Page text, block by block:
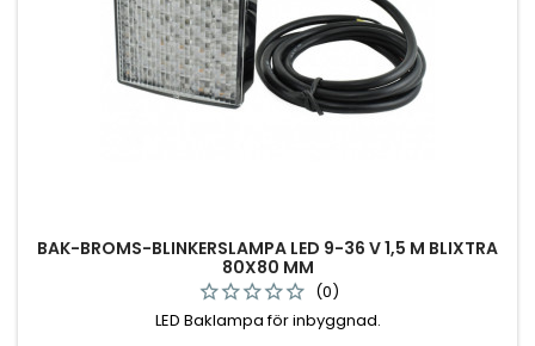
BAK-BROMS-BLINKERSLAMPA LED 9-36 V 1,5 M BLIXTRA
80X80 MM
(0)
LED Baklampa för inbyggnad.